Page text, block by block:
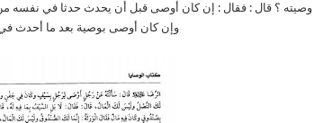
وصيته ؟ قال : فقال : إن كان أوصى قبل أن يحدث حدثا في نفسه
وإن كان أوصى بوصية بعد ما أحدث